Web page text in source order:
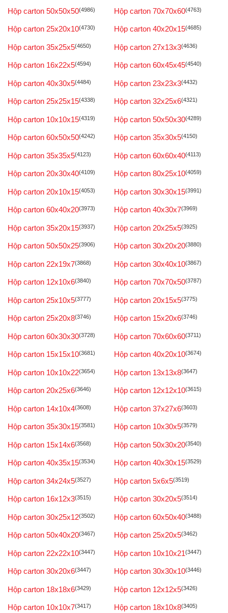
Hộp carton 50x50x50(4986) Hộp carton 70x70x60(4763)
Hộp carton 25x20x10(4730) Hộp carton 40x20x15(4685)
Hộp carton 35x25x5(4650) Hộp carton 27x13x3(4636)
Hộp carton 16x22x5(4594) Hộp carton 60x45x45(4540)
Hộp carton 40x30x5(4484) Hộp carton 23x23x3(4432)
Hộp carton 25x25x15(4338) Hộp carton 32x25x6(4321)
Hộp carton 10x10x15(4319) Hộp carton 50x50x30(4289)
Hộp carton 60x50x50(4242) Hộp carton 35x30x5(4150)
Hộp carton 35x35x5(4123) Hộp carton 60x60x40(4113)
Hộp carton 20x30x40(4109) Hộp carton 80x25x10(4059)
Hộp carton 20x10x15(4053) Hộp carton 30x30x15(3991)
Hộp carton 60x40x20(3973) Hộp carton 40x30x7(3969)
Hộp carton 35x20x15(3937) Hộp carton 20x25x5(3925)
Hộp carton 50x50x25(3906) Hộp carton 30x20x20(3880)
Hộp carton 22x19x7(3868) Hộp carton 30x40x10(3867)
Hộp carton 12x10x6(3840) Hộp carton 70x70x50(3787)
Hộp carton 25x10x5(3777) Hộp carton 20x15x5(3775)
Hộp carton 25x20x8(3746) Hộp carton 15x20x6(3746)
Hộp carton 60x30x30(3728) Hộp carton 70x60x60(3711)
Hộp carton 15x15x10(3681) Hộp carton 40x20x10(3674)
Hộp carton 10x10x22(3654) Hộp carton 13x13x8(3647)
Hộp carton 20x25x6(3646) Hộp carton 12x12x10(3615)
Hộp carton 14x10x4(3608) Hộp carton 37x27x6(3603)
Hộp carton 35x30x15(3581) Hộp carton 10x30x5(3579)
Hộp carton 15x14x6(3568) Hộp carton 50x30x20(3540)
Hộp carton 40x35x15(3534) Hộp carton 40x30x15(3529)
Hộp carton 34x24x5(3527) Hộp carton 5x6x5(3519)
Hộp carton 16x12x3(3515) Hộp carton 30x20x5(3514)
Hộp carton 30x25x12(3502) Hộp carton 60x50x40(3488)
Hộp carton 50x40x20(3467) Hộp carton 25x20x5(3462)
Hộp carton 22x22x10(3447) Hộp carton 10x10x21(3447)
Hộp carton 30x20x6(3447) Hộp carton 30x30x10(3446)
Hộp carton 18x18x6(3429) Hộp carton 12x12x5(3426)
Hộp carton 10x10x7(3417) Hộp carton 18x10x8(3405)